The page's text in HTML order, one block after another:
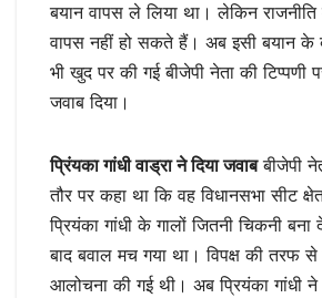
बयान वापस ले लिया था। लेकिन राजनीति
वापस नहीं हो सकते हैं। अब इसी बयान के
भी खुद पर की गई बीजेपी नेता की टिप्पणी
जवाब दिया।
प्रिंयका गांधी वाड्रा ने दिया जवाबबीजेपी
तौर पर कहा था कि वह विधानसभा सीट
प्रियंका गांधी के गालों जितनी चिकनी
बाद बवाल मच गया था। विपक्ष की तरफ
आलोचना की गई थी। अब प्रियंका गांधी ने